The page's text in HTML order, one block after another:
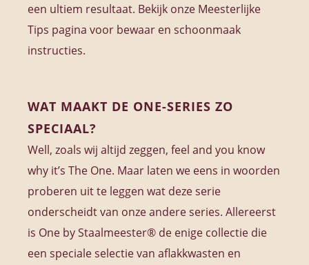
een ultiem resultaat. Bekijk onze Meesterlijke
Tips pagina voor bewaar en schoonmaak
instructies.
WAT MAAKT DE ONE-SERIES ZO
SPECIAAL?
Well, zoals wij altijd zeggen, feel and you know
why it’s The One. Maar laten we eens in woorden
proberen uit te leggen wat deze serie
onderscheidt van onze andere series. Allereerst
is One by Staalmeester® de enige collectie die
een speciale selectie van aflakkwasten en